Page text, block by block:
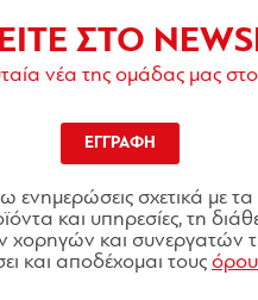
ΣΤΟ
νέα της ομάδας μας
ΕΓΓΡΑΦΗ
σχετικά με
και υπηρεσίες, τη
και συνεργατών
και αποδέχομαι τους